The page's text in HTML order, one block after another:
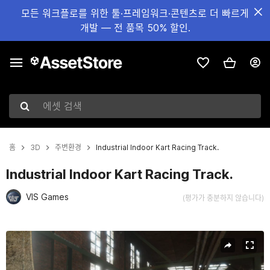
모든 워크플로를 위한 툴·프레임워크·콘텐츠로 더 빠르게
개발 — 전 품목 50% 할인.
에셋 검색
홈 3D 주변환경 Industrial Indoor Kart Racing Track.
Industrial Indoor Kart Racing Track.
VIS Games (평가가 충분하지 않습니다)
현재 슬라이드: 1 / 34